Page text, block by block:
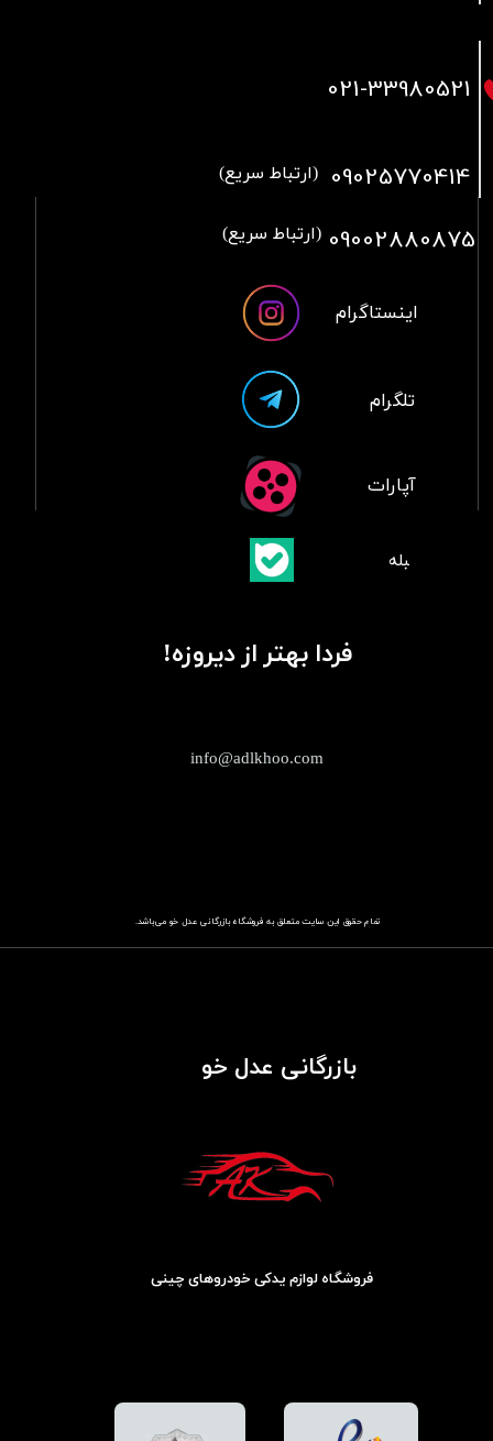
تمام حقوق این سایت متعلق به فروشگاهباز​​​​​​​رگانی عدل خو می‌باشد.
info@adlkhoo.com
021-33980521
09025770414 (ارتباط سریع)
09002880875 (ارتباط سریع)
بازرگانی عدل خو
فردا بهتر از دیروزه!
فروشگاه لوازم یدکی خودروهای چینی
آپارات
تلگرام
اینستاگرام
​بلبله​​​​​​​بله